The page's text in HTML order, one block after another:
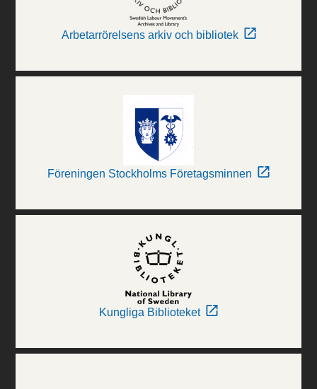
Arbetarrörelsens arkiv och bibliotek
Föreningen Stockholms Företagsminnen
Kungliga Biblioteket